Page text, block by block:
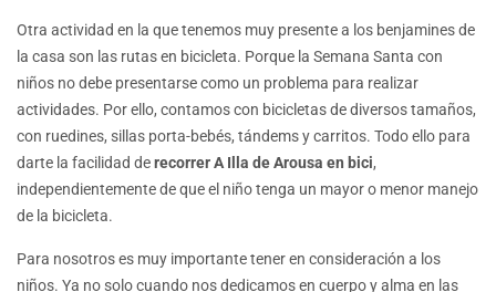
Otra actividad en la que tenemos muy presente a los benjamines de
la casa son las rutas en bicicleta. Porque la Semana Santa con
niños no debe presentarse como un problema para realizar
actividades. Por ello, contamos con bicicletas de diversos tamaños,
con ruedines, sillas porta-bebés, tándems y carritos. Todo ello para
darte la facilidad derecorrer A Illa de Arousa en bici,
independientemente de que el niño tenga un mayor o menor manejo
de la bicicleta.
Para nosotros es muy importante tener en consideración a los
niños. Ya no solo cuando nos dedicamos en cuerpo y alma en las